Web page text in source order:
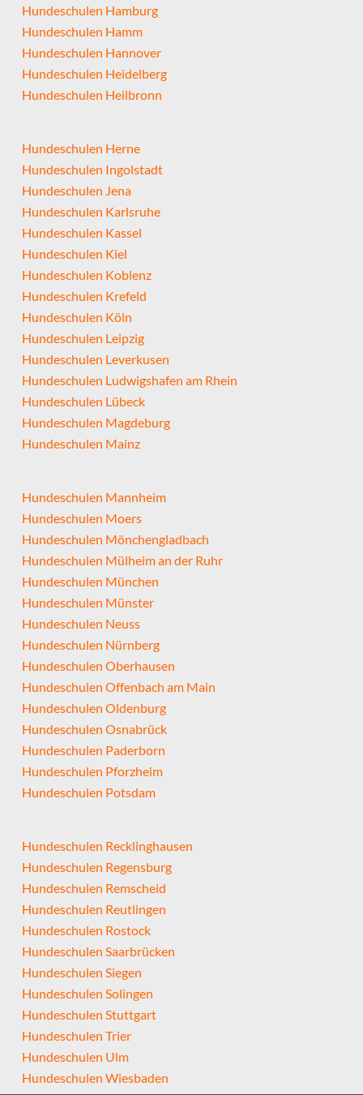
Hundeschulen Hamburg
Hundeschulen Hamm
Hundeschulen Hannover
Hundeschulen Heidelberg
Hundeschulen Heilbronn
Hundeschulen Herne
Hundeschulen Ingolstadt
Hundeschulen Jena
Hundeschulen Karlsruhe
Hundeschulen Kassel
Hundeschulen Kiel
Hundeschulen Koblenz
Hundeschulen Krefeld
Hundeschulen Köln
Hundeschulen Leipzig
Hundeschulen Leverkusen
Hundeschulen Ludwigshafen am Rhein
Hundeschulen Lübeck
Hundeschulen Magdeburg
Hundeschulen Mainz
Hundeschulen Mannheim
Hundeschulen Moers
Hundeschulen Mönchengladbach
Hundeschulen Mülheim an der Ruhr
Hundeschulen München
Hundeschulen Münster
Hundeschulen Neuss
Hundeschulen Nürnberg
Hundeschulen Oberhausen
Hundeschulen Offenbach am Main
Hundeschulen Oldenburg
Hundeschulen Osnabrück
Hundeschulen Paderborn
Hundeschulen Pforzheim
Hundeschulen Potsdam
Hundeschulen Recklinghausen
Hundeschulen Regensburg
Hundeschulen Remscheid
Hundeschulen Reutlingen
Hundeschulen Rostock
Hundeschulen Saarbrücken
Hundeschulen Siegen
Hundeschulen Solingen
Hundeschulen Stuttgart
Hundeschulen Trier
Hundeschulen Ulm
Hundeschulen Wiesbaden